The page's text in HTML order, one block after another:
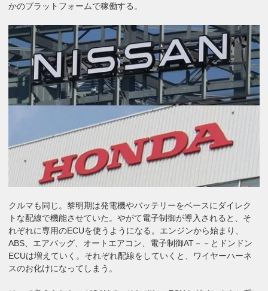
かのプラットフォームで稼働する。
クルマも同じ。黎明期は発電機やバッテリーをベースにダイレク
トな配線で機能させていた。やがて電子制御が導入されると、そ
れぞれに専用のECUを使うようになる。エンジンから始まり、
ABS、エアバッグ、オートエアコン、電子制御AT－－とドンドン
ECUは増えていく。それぞれ配線をしていくと、ワイヤーハーネ
スのお化けになってしまう。